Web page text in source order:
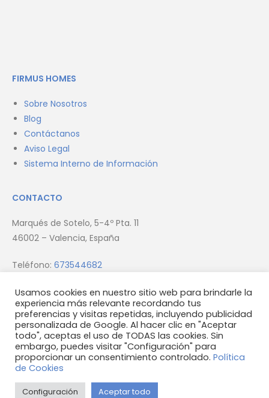
FIRMUS HOMES
Sobre Nosotros
Blog
Contáctanos
Aviso Legal
Sistema Interno de Información
CONTACTO
Marqués de Sotelo, 5-4º Pta. 11
46002 – Valencia, España
Teléfono: 673544682
Email:info@firmus.es
© 2023 Firmus Homes S.L.U
Usamos cookies en nuestro sitio web para brindarle la
experiencia más relevante recordando tus
preferencias y visitas repetidas, incluyendo publicidad
personalizada de Google. Al hacer clic en "Aceptar
todo", aceptas el uso de TODAS las cookies. Sin
embargo, puedes visitar "Configuración" para
proporcionar un consentimiento controlado. Política
de Cookies
Configuración Aceptar todo